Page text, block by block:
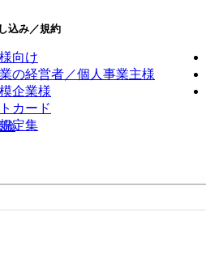
険
込み／規約
向け
の経営者／個人事業主様
企業様
カード
定集